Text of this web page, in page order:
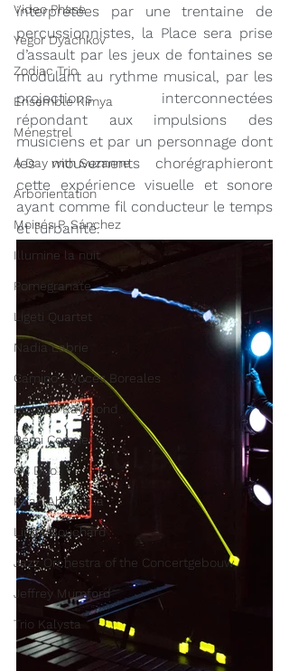
Video Phase
Yegor Dyachkov
Zodiac Trio
Ensemble Kimya
Ménestrel
A Day with Suzanne
Arborientation
Moisés P. Sánchez
Illumine la nuit
Pomegranate
Ligeti Quartet
Nadia Labrie
Camino - Voces Boreales
Richard Raymond
Rémi Cormier
CC Duo
Kiran Ahluwalia
Linda Bouchard
Jazz Orchestra of the Concertgebouw
Jeffrey Mumford
Trio Kalysta
interprétées par une trentaine de
percussionnistes, la Place sera prise
d’assault par les jeux de fontaines se
modulant au rythme musical, par les
projections interconnectées
répondant aux impulsions des
musiciens et par un personnage dont
les mouvements chorégraphieront
cette expérience visuelle et sonore
ayant comme fil conducteur le temps
et l’urbanité.